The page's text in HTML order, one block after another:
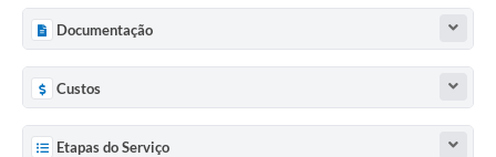
Documentação
Custos
Etapas do Serviço